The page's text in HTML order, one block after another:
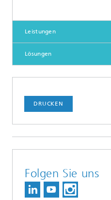
Leistungen
Lösungen
DRUCKEN
Folgen Sie uns